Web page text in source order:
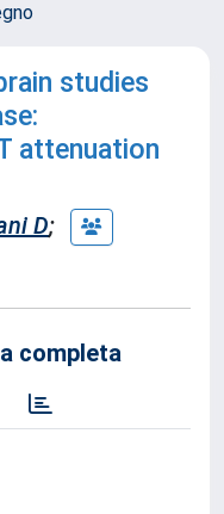
studies
attenuation
D;
completa